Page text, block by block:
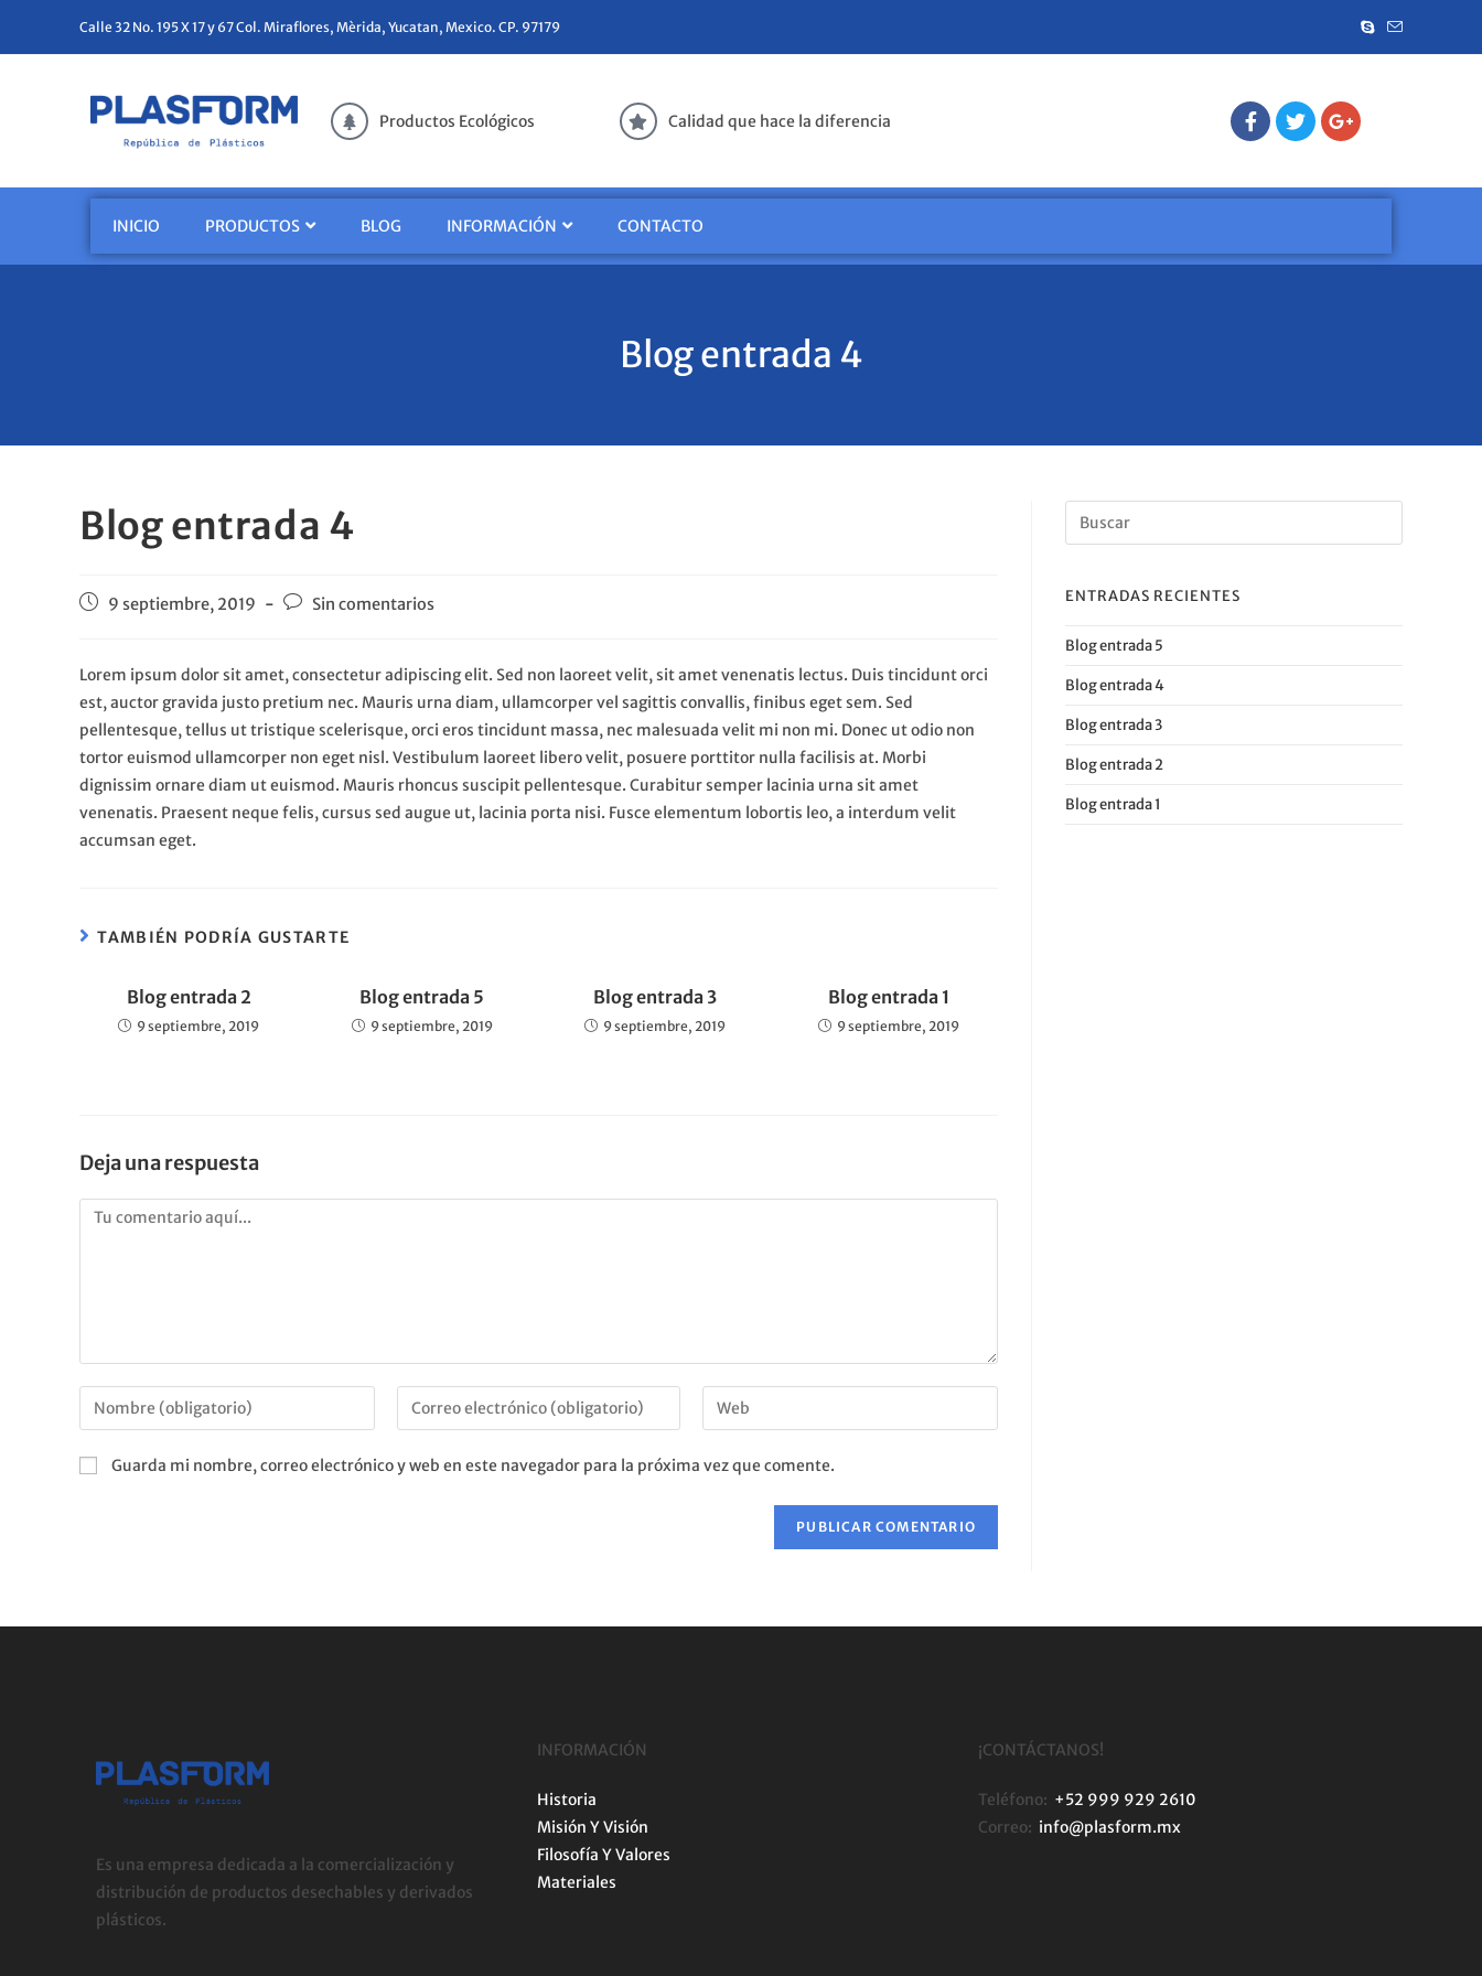
Calle 32 No. 195 X 17 y 67 Col. Miraflores, Mèrida, Yucatan, Mexico. CP. 97179
Productos Ecológicos Calidad que hace la diferencia
INICIO PRODUCTOS BLOG INFORMACIÓN CONTACTO
Blog entrada 4
Blog entrada 4
9 septiembre, 2019 Sin comentarios
Lorem ipsum dolor sit amet, consectetur adipiscing elit. Sed non laoreet velit, sit amet venenatis lectus. Duis tincidunt orci
est, auctor gravida justo pretium nec. Mauris urna diam, ullamcorper vel sagittis convallis, finibus eget sem. Sed
pellentesque, tellus ut tristique scelerisque, orci eros tincidunt massa, nec malesuada velit mi non mi. Donec ut odio non
tortor euismod ullamcorper non eget nisl. Vestibulum laoreet libero velit, posuere porttitor nulla facilisis at. Morbi
dignissim ornare diam ut euismod. Mauris rhoncus suscipit pellentesque. Curabitur semper lacinia urna sit amet
venenatis. Praesent neque felis, cursus sed augue ut, lacinia porta nisi. Fusce elementum lobortis leo, a interdum velit
accumsan eget.
TAMBIÉN PODRÍA GUSTARTE
Blog entrada 2
9 septiembre, 2019
Blog entrada 5
9 septiembre, 2019
Blog entrada 3
9 septiembre, 2019
Blog entrada 1
9 septiembre, 2019
Deja una respuesta
Guarda mi nombre, correo electrónico y web en este navegador para la próxima vez que comente.
ENTRADAS RECIENTES
Blog entrada 5
Blog entrada 4
Blog entrada 3
Blog entrada 2
Blog entrada 1
Es una empresa dedicada a la comercialización y
distribución de productos desechables y derivados
plásticos.
INFORMACIÓN
Historia
Misión Y Visión
Filosofía Y Valores
Materiales
¡CONTÁCTANOS!
Teléfono: +52 999 929 2610
Correo: info@plasform.mx